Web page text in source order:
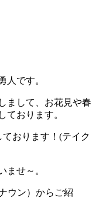
人です。
まして、お花見や春
ております。
おります！(テイク
ませ～。
ウン）からご紹